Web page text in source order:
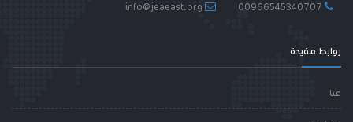
00966545340707
info@jeaeast.org
روابط مفيدة
عنا